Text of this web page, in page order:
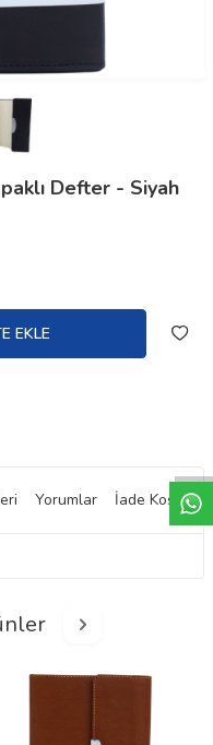
Defter - Siyah
EKLE
Yorumlar İade Koşulları